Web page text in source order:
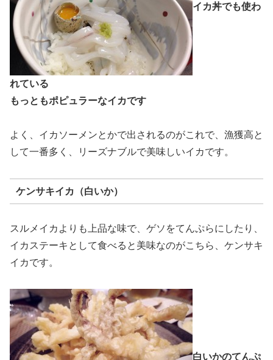
イカ丼でも使わ
れている
もっともポピュラーなイカです
よく、イカソーメンとかで出されるのがこれで、漁獲高と
して一番多く、リーズナブルで美味しいイカです。
ケンサキイカ（白いか）
スルメイカよりも上品な味で、ゲソをてんぷらにしたり、
イカステーキとして食べると美味なのがこちら、ケンサキ
イカです。
白いかのてんぷ